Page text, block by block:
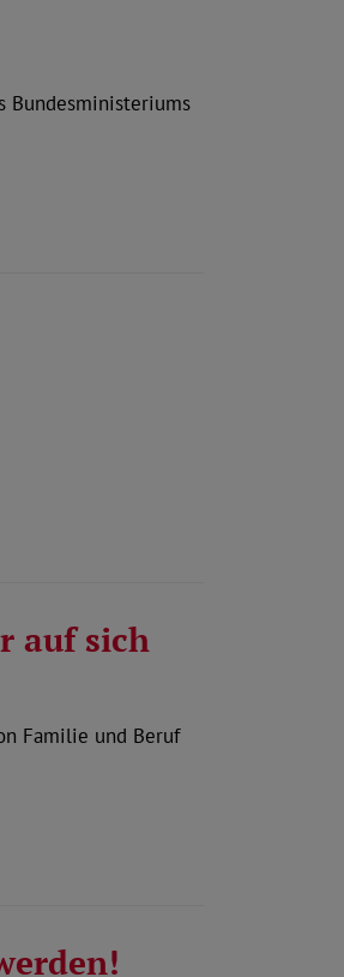
Bundesministeriums
auf sich
Familie und Beruf